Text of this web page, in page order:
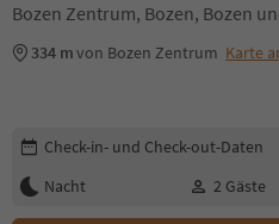
Bozen Zentrum, Bozen, Bozen
334 mvon Bozen Zentrum Karte
Buchungsdetails bearbeiten
Check-in- und Check-out-Daten
Nacht
2 Gäste